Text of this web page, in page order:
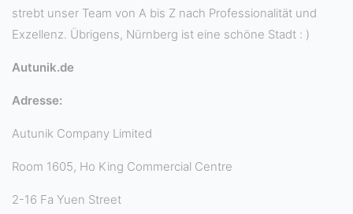
strebt unser Team von A bis Z nach Professionalität und
Exzellenz. Übrigens, Nürnberg ist eine schöne Stadt : )
Autunik.de
Adresse:
Autunik Company Limited
Room 1605, Ho King Commercial Centre
2-16 Fa Yuen Street